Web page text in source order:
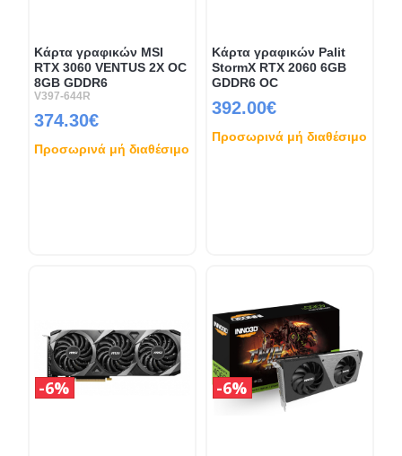
Κάρτα γραφικών MSI
RTX 3060 VENTUS 2X OC
8GB GDDR6
V397-644R
374.30€
Προσωρινά μή διαθέσιμο
Κάρτα γραφικών Palit
StormX RTX 2060 6GB
GDDR6 OC
392.00€
Προσωρινά μή διαθέσιμο
6% 6%